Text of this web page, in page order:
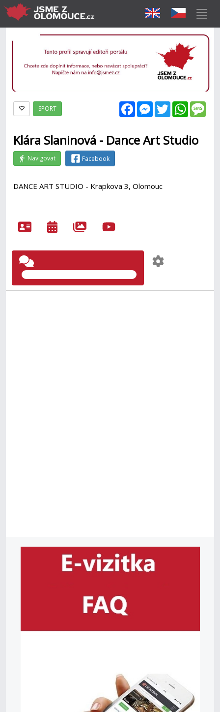
FacebookMessenger
Twitter
SPORT
Klára Slaninová - Dance Art Studio
Navigovat Facebook
DANCE ART STUDIO - Krapkova 3, Olomouc